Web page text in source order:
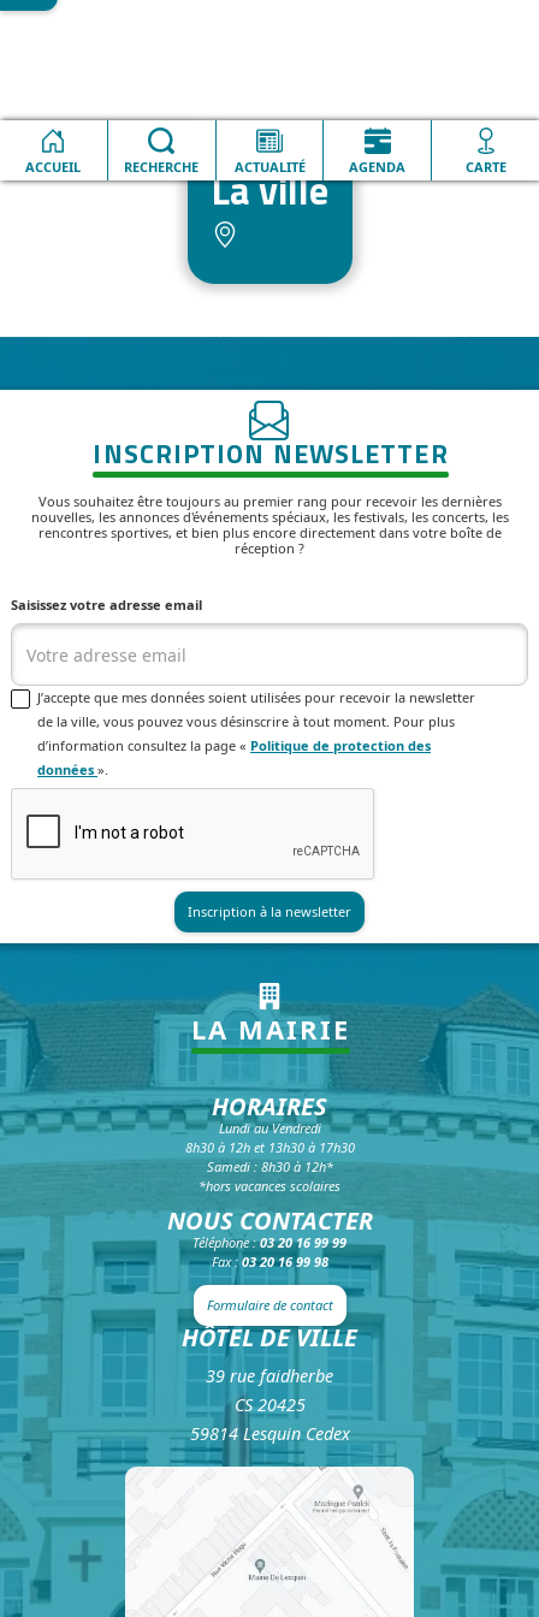
Accueil
La ville
ACCUEIL
RECHERCHE ACTUALITÉ AGENDA CARTE
La ville
INSCRIPTION NEWSLETTER
Vous souhaitez être toujours au premier rang pour recevoir les dernières
nouvelles, les annonces d'événements spéciaux, les festivals, les concerts, les
rencontres sportives, et bien plus encore directement dans votre boîte de
réception ?
Saisissez votre adresse email
J’accepte que mes données soient utilisées pour recevoir la newsletter
de la ville, vous pouvez vous désinscrire à tout moment. Pour plus
d’information consultez la page « Politique de protection des
données ».
LA MAIRIE
HORAIRES
Lundi au Vendredi
8h30 à 12h et 13h30 à 17h30
Samedi : 8h30 à 12h*
*hors vacances scolaires
NOUS CONTACTER
Téléphone :03 20 16 99 99
Fax : 03 20 16 99 98
Formulaire de contact
HÔTEL DE VILLE
39 rue faidherbe
CS 20425
59814 Lesquin Cedex